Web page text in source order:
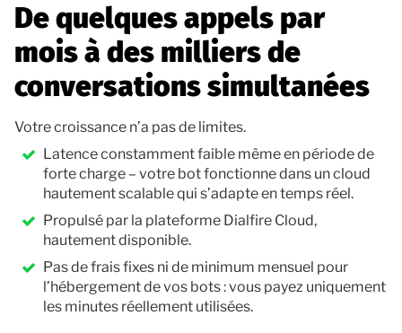
De quelques appels par
mois à des milliers de
conversations simultanées
Votre croissance n’a pas de limites.
Latence constamment faible même en période de
forte charge – votre bot fonctionne dans un cloud
hautement scalable qui s’adapte en temps réel.
Propulsé par la plateforme Dialfire Cloud,
hautement disponible.
Pas de frais fixes ni de minimum mensuel pour
l’hébergement de vos bots : vous payez uniquement
les minutes réellement utilisées.